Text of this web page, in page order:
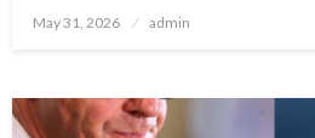
Posted
May 31, 2026 admin